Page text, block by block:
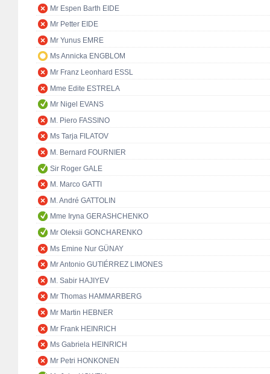
Mr Espen Barth EIDE
Mr Petter EIDE
Mr Yunus EMRE
Ms Annicka ENGBLOM
Mr Franz Leonhard ESSL
Mme Edite ESTRELA
Mr Nigel EVANS
M. Piero FASSINO
Ms Tarja FILATOV
M. Bernard FOURNIER
Sir Roger GALE
M. Marco GATTI
M. André GATTOLIN
Mme Iryna GERASHCHENKO
Mr Oleksii GONCHARENKO
Ms Emine Nur GÜNAY
Mr Antonio GUTIÉRREZ LIMONES
M. Sabir HAJIYEV
Mr Thomas HAMMARBERG
Mr Martin HEBNER
Mr Frank HEINRICH
Ms Gabriela HEINRICH
Mr Petri HONKONEN